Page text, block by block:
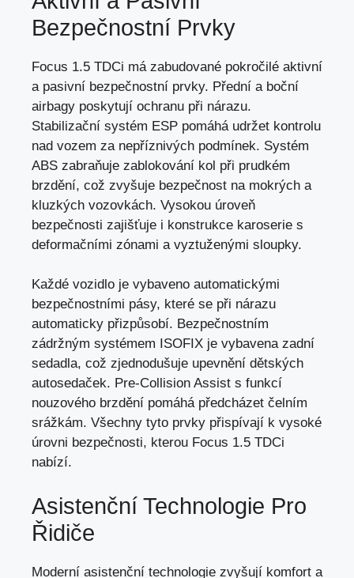
Bezpečnostní Prvky
Focus 1.5 TDCi má zabudované pokročilé aktivní
a pasivní bezpečnostní prvky. Přední a boční
airbagy poskytují ochranu při nárazu.
Stabilizační systém ESP pomáhá udržet kontrolu
nad vozem za nepříznivých podmínek. Systém
ABS zabraňuje zablokování kol při prudkém
brzdění, což zvyšuje bezpečnost na mokrých a
kluzkých vozovkách. Vysokou úroveň
bezpečnosti zajišťuje i konstrukce karoserie s
deformačními zónami a vyztuženými sloupky.
Každé vozidlo je vybaveno automatickými
bezpečnostními pásy, které se při nárazu
automaticky přizpůsobí. Bezpečnostním
zádržným systémem ISOFIX je vybavena zadní
sedadla, což zjednodušuje upevnění dětských
autosedaček. Pre-Collision Assist s funkcí
nouzového brzdění pomáhá předcházet čelním
srážkám. Všechny tyto prvky přispívají k vysoké
úrovni bezpečnosti, kterou Focus 1.5 TDCi
nabízí.
Asistenční Technologie Pro
Řidiče
Moderní asistenční technologie zvyšují komfort a